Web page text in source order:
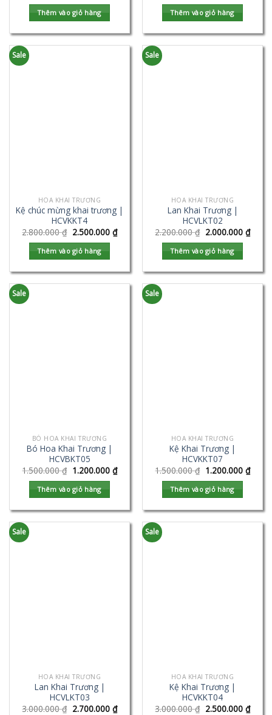
Thêm vào giỏ hàng Thêm vào giỏ hàng
Sale
HOA KHAI TRƯƠNG
Kệ chúc mừng khai trương |
HCVKKT4
2.800.000₫ 2.500.000 ₫
Thêm vào giỏ hàng
Sale
HOA KHAI TRƯƠNG
Lan Khai Trương |
HCVLKT02
2.200.000₫ 2.000.000 ₫
Thêm vào giỏ hàng
Sale
BÓ HOA KHAI TRƯƠNG
Bó Hoa Khai Trương |
HCVBKT05
1.500.000₫ 1.200.000 ₫
Thêm vào giỏ hàng
Sale
HOA KHAI TRƯƠNG
Kệ Khai Trương |
HCVKKT07
1.500.000₫ 1.200.000 ₫
Thêm vào giỏ hàng
Sale
HOA KHAI TRƯƠNG
Lan Khai Trương |
HCVLKT03
3.000.000₫ 2.700.000 ₫
Sale
HOA KHAI TRƯƠNG
Kệ Khai Trương |
HCVKKT04
3.000.000₫ 2.500.000 ₫